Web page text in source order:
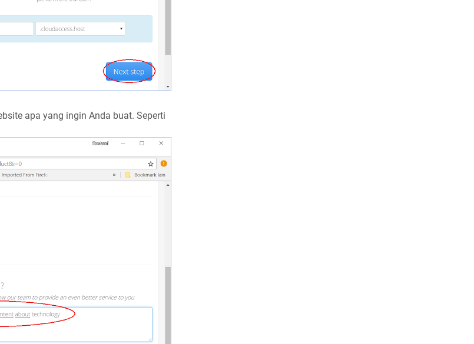
apa yang ingin Anda buat. Seperti